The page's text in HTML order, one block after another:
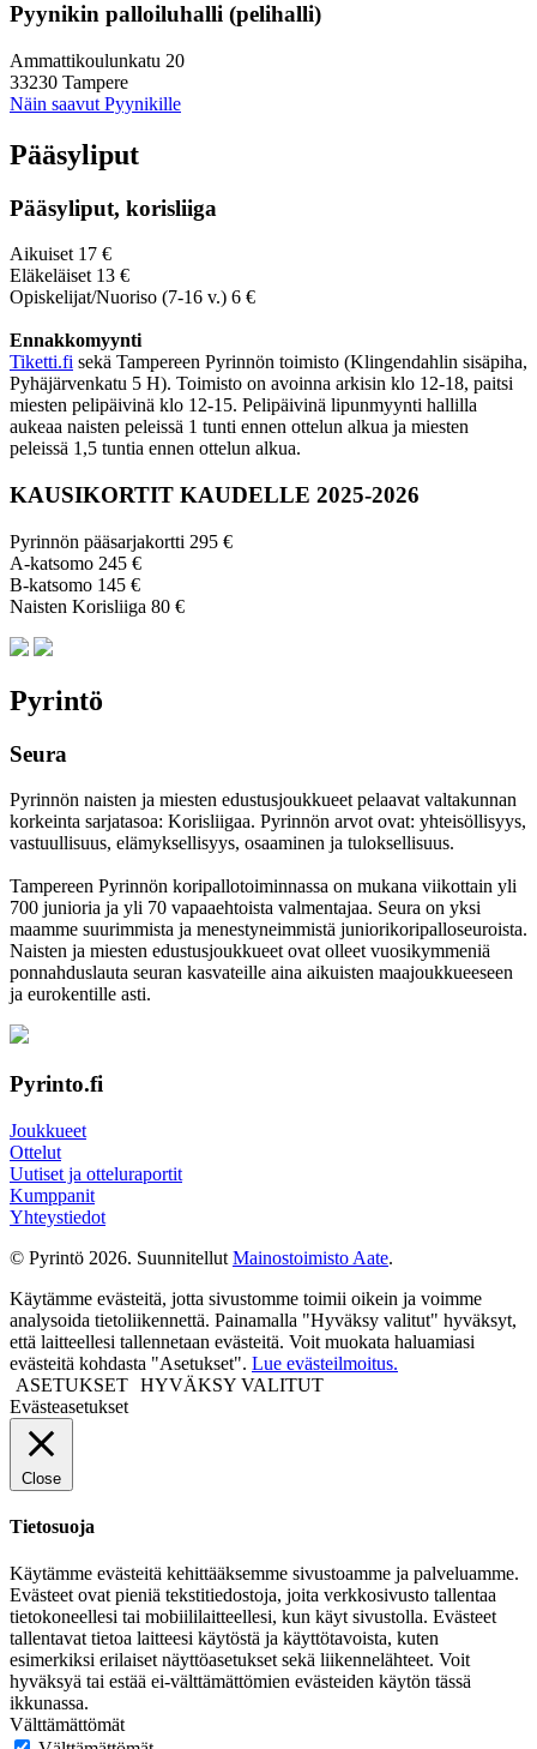
Pyynikin palloiluhalli (pelihalli)
Ammattikoulunkatu 20
33230 Tampere
Näin saavut Pyynikille
Pääsyliput
Pääsyliput, korisliiga
Aikuiset 17 €
Eläkeläiset 13 €
Opiskelijat/Nuoriso (7-16 v.) 6 €
Ennakkomyynti
Tiketti.fi sekä Tampereen Pyrinnön toimisto (Klingendahlin sisäpiha,
Pyhäjärvenkatu 5 H). Toimisto on avoinna arkisin klo 12-18, paitsi
miesten pelipäivinä klo 12-15. Pelipäivinä lipunmyynti hallilla
aukeaa naisten peleissä 1 tunti ennen ottelun alkua ja miesten
peleissä 1,5 tuntia ennen ottelun alkua.
KAUSIKORTIT KAUDELLE 2025-2026
Pyrinnön pääsarjakortti 295 €
A-katsomo 245 €
B-katsomo 145 €
Naisten Korisliiga 80 €
Pyrintö
Seura
Pyrinnön naisten ja miesten edustusjoukkueet pelaavat valtakunnan
korkeinta sarjatasoa: Korisliigaa. Pyrinnön arvot ovat: yhteisöl­lisyys,
vastuul­lisuus, elämyk­sellisyys, osaaminen ja tulok­sellisuus.
Tampereen Pyrinnön kori­pallo­toimin­nassa on mukana viikottain yli
700 junioria ja yli 70 vapaa­ehtoista valmen­tajaa. Seura on yksi
maamme suurim­mista ja menes­tyneim­mistä juni­ori­kori­pallo­seuroista.
Naisten ja miesten edustus­joukkueet ovat olleet vuosi­kymmeniä
ponnahdus­lauta seuran kasvateille aina aikuisten maa­joukkueeseen
ja euro­kentille asti.
Pyrinto.fi
Joukkueet
Ottelut
Uutiset ja otteluraportit
Kumppanit
Yhteystiedot
© Pyrintö 2026. Suunnitellut Mainostoimisto Aate.
Käytämme evästeitä, jotta sivustomme toimii oikein ja voimme
analysoida tietoliikennettä. Painamalla "Hyväksy valitut" hyväksyt,
että laitteellesi tallennetaan evästeitä. Voit muokata haluamiasi
evästeitä kohdasta "Asetukset". Lue evästeilmoitus.
ASETUKSET HYVÄKSY VALITUT
Evästeasetukset
Close
Tietosuoja
Käytämme evästeitä kehittääksemme sivustoamme ja palveluamme.
Evästeet ovat pieniä tekstitiedostoja, joita verkkosivusto tallentaa
tietokoneellesi tai mobiililaitteellesi, kun käyt sivustolla. Evästeet
tallentavat tietoa laitteesi käytöstä ja käyttötavoista, kuten
esimerkiksi erilaiset näyttöasetukset sekä liikennelähteet. Voit
hyväksyä tai estää ei-välttämättömien evästeiden käytön tässä
ikkunassa.
Välttämättömät